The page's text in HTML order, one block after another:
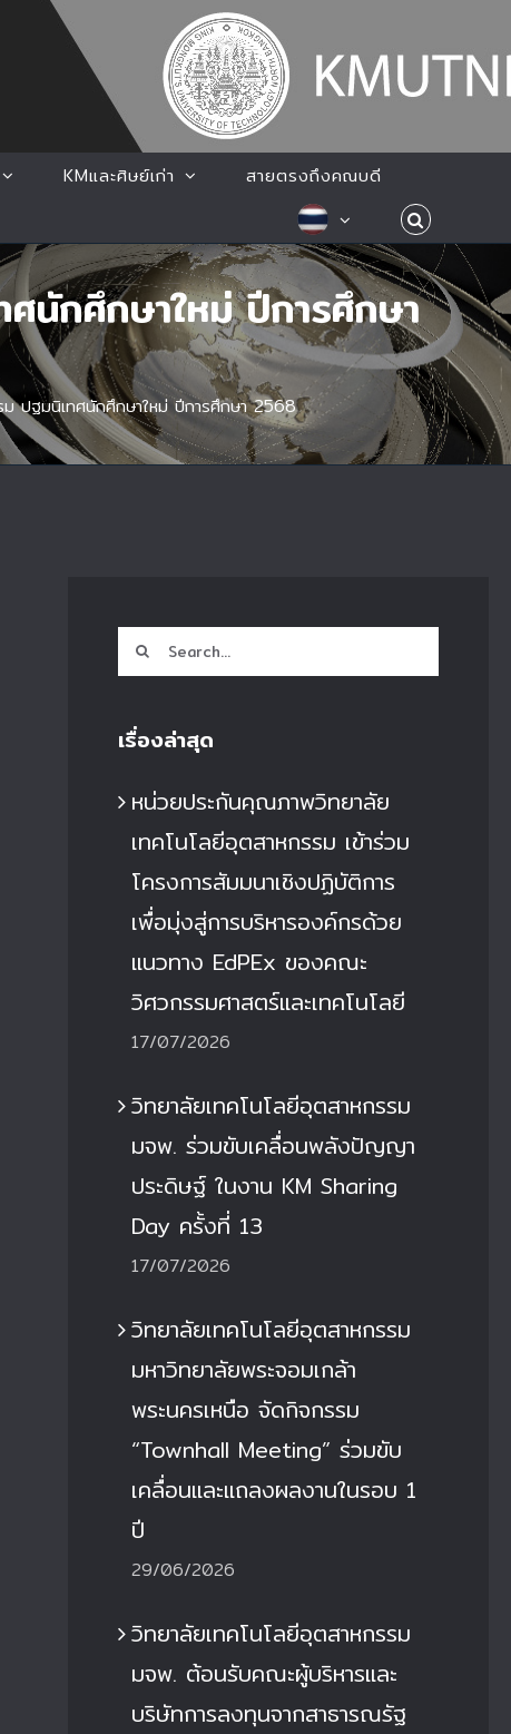
KMและศิษย์เก่า สายตรงถึงคณบดี
นักศึกษาใหม่ ปีการศึกษา
ปฐมนิเทศนักศึกษาใหม่ ปีการศึกษา 2568
Search
for:
เรื่องล่าสุด
หน่วยประกันคุณภาพวิทยาลัย
เทคโนโลยีอุตสาหกรรม เข้าร่วม
โครงการสัมมนาเชิงปฏิบัติการ
เพื่อมุ่งสู่การบริหารองค์กรด้วย
แนวทาง EdPEx ของคณะ
วิศวกรรมศาสตร์และเทคโนโลยี
17/07/2026
วิทยาลัยเทคโนโลยีอุตสาหกรรม
มจพ. ร่วมขับเคลื่อนพลังปัญญา
ประดิษฐ์ ในงาน KM Sharing
Day ครั้งที่ 13
17/07/2026
วิทยาลัยเทคโนโลยีอุตสาหกรรม
มหาวิทยาลัยพระจอมเกล้า
พระนครเหนือ จัดกิจกรรม
“Townhall Meeting” ร่วมขับ
เคลื่อนและแถลงผลงานในรอบ 1
ปี
29/06/2026
วิทยาลัยเทคโนโลยีอุตสาหกรรม
มจพ. ต้อนรับคณะผู้บริหารและ
บริษัทการลงทุนจากสาธารณรัฐ